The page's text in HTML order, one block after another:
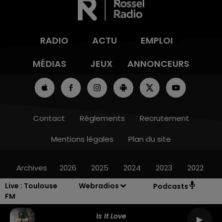
Live : Toulouse
FM
Webradios Podcasts
Is It Love
RADIO ACTU
EMPLOI
MÉDIAS
JEUX ANNONCEURS
Contact Règlements
Recrutement
Mentions légales
Plan du site
Archives 2026 2025 2024 2023 2022